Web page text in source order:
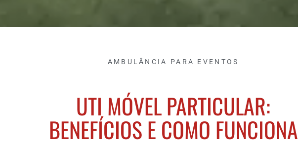
AMBULÂNCIA PARA EVENTOS
UTI MÓVEL PARTICULAR:
BENEFÍCIOS E COMO FUNCIONA